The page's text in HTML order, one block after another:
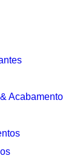
Acabamento